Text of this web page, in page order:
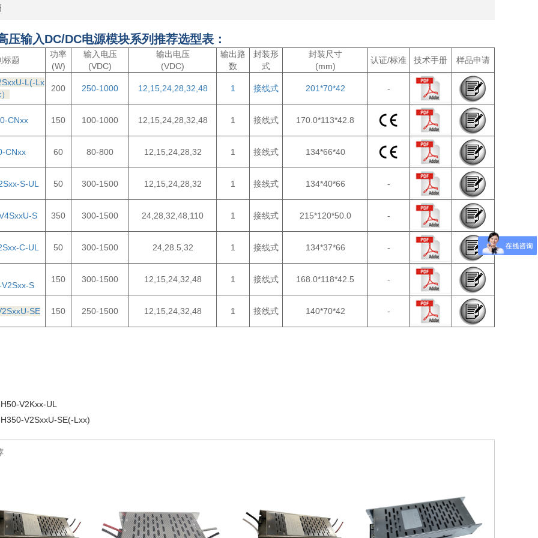
压输入DC/DC电源模块系列推荐选型表：
标题
功率
(W)
输入电压
(VDC)
输出电压
(VDC)
输出路
数
封装形
式
封装尺寸
(mm)
认证/标准 技术手册 样品申请
L(-Lx
200 250-1000 12,15,24,28,32,48 1 接线式 201*70*42 -
CNxx 150 100-1000 12,15,24,28,32,48 1 接线式 170.0*113*42.8
CNxx 60 80-800 12,15,24,28,32 1 接线式 134*66*40
S-UL 50 300-1500 12,15,24,28,32 1 接线式 134*40*66 -
S 350 300-1500 24,28,32,48,110 1 接线式 215*120*50.0 -
C-UL 50 300-1500 24,28.5,32 1 接线式 134*37*66 -
S
150 300-1500 12,15,24,32,48 1 接线式 168.0*118*42.5 -
SE 150 250-1500 12,15,24,32,48 1 接线式 140*70*42 -
V2Kxx-UL
V2SxxU-SE(-Lxx)